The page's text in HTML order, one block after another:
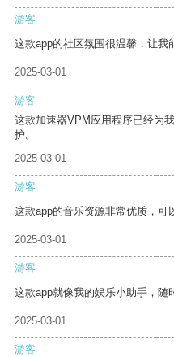
游客
这款app的社区氛围很温馨，让我
2025-03-01
游客
这款加速器VPM应用程序已经为
护。
2025-03-01
游客
这款app的音乐资源非常优质，可
2025-03-01
游客
这款app就像我的娱乐小助手，随
2025-03-01
游客